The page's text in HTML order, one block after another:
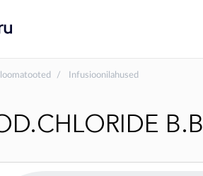
Infusioonilahused